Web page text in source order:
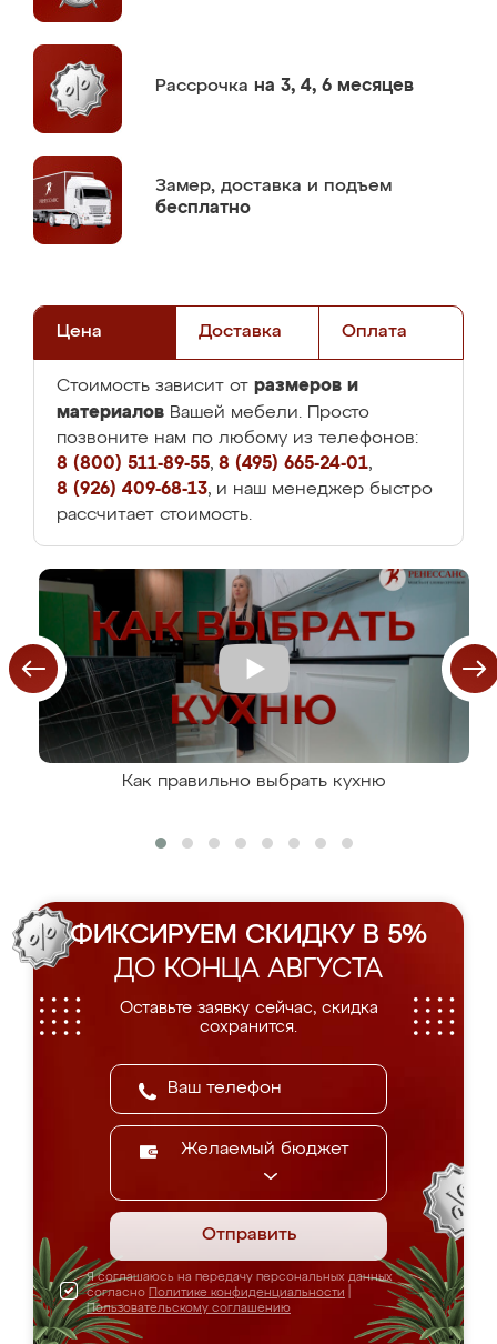
Рассрочка на 3, 4, 6 месяцев
Замер, доставка и подъем
бесплатно
Цена Доставка Оплата
Стоимость зависит от размеров и
материалов Вашей мебели. Просто
позвоните нам по любому из телефонов:
8 (800) 511-89-55, 8 (495) 665-24-01,
8 (926) 409-68-13, и наш менеджер быстро
рассчитает стоимость.
Как правильно выбрать кухню
ФИКСИРУЕМ СКИДКУ В 5%
ДО КОНЦА АВГУСТА
Оставьте заявку сейчас, скидка
сохранится.
Желаемый бюджет
Отправить
Я соглашаюсь на передачу персональных данных
согласно Политике конфиденциальности
Пользовательскому соглашению